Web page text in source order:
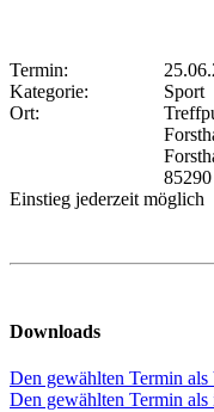
Termin:
Kategorie:
Sport
Ort:
Einstieg jederzeit möglich
Downloads
Den gewählten Termin
Den gewählten Termin